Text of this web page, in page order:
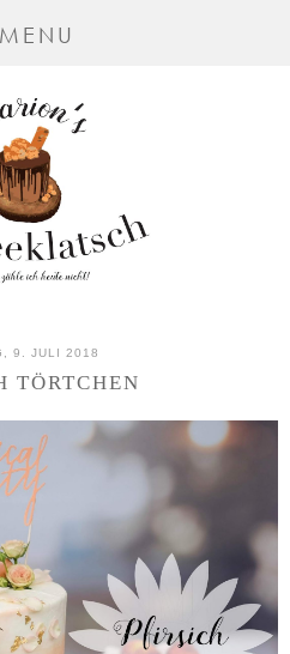
MENU
9. JULI 2018
TÖRTCHEN